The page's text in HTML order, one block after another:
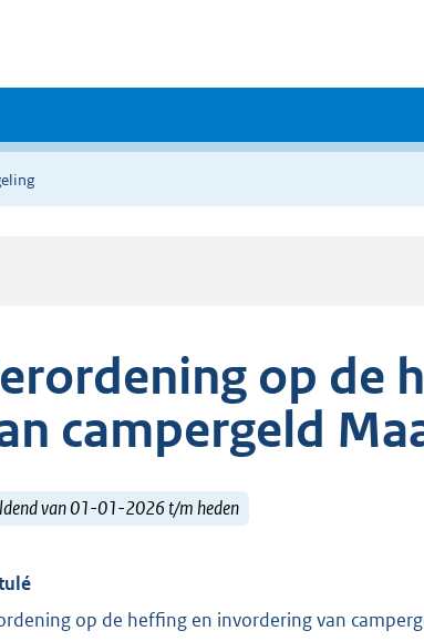
op de
campergeld
van 01-01-2026 t/m heden
op de heffing en invordering van